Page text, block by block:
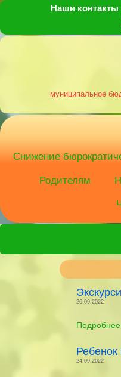
Наши контакты
муниципальное
Снижение
Родителям
26.09.2022
Подробнее
24.09.2022